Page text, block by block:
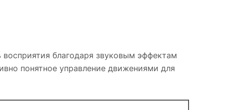
благодаря звуковым эффектам
понятное управление движениями для